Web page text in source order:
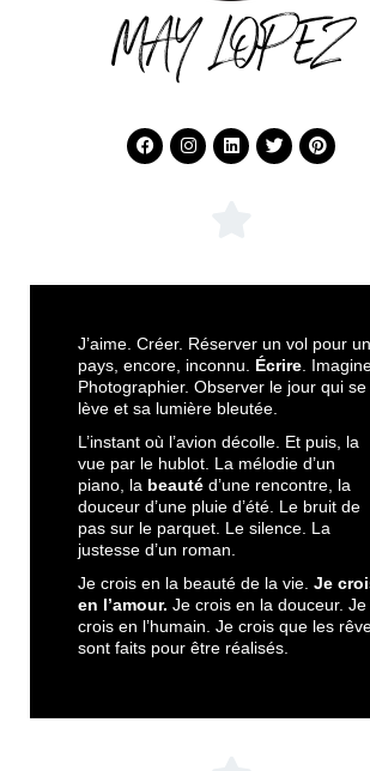
MAY LOPEZ
J’aime. Créer. Réserver un vol pour un
pays, encore, inconnu. Écrire .
Photographier. Observer le jour qui se
lève et sa lumière bleutée.
L’instant où l’avion décolle. Et puis, la
vue par le hublot. La mélodie d’un
piano, la beauté d’une rencontre, la
douceur d’une pluie d’été. Le bruit de
pas sur le parquet. Le silence. La
justesse d’un roman.
Je crois en la beauté de la vie. Je
en l’amour. Je crois en la douceur. Je
crois en l’humain. Je crois que les
sont faits pour être réalisés.